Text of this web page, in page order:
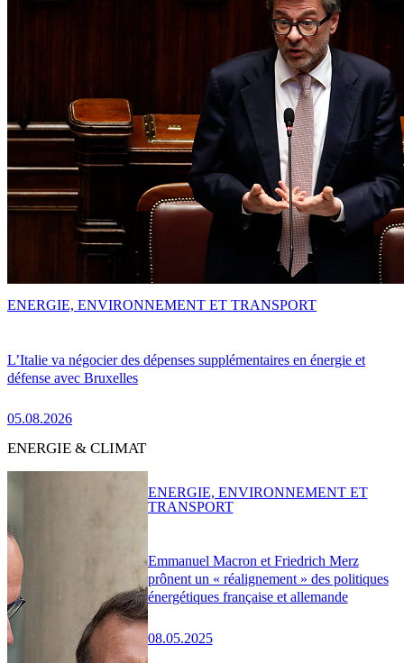
L’Italie va négocier des dépenses supplémentaires en énergie et
défense avec Bruxelles
05.08.2026
ENERGIE, ENVIRONNEMENT ET TRANSPORT
ENERGIE & CLIMAT
Emmanuel Macron et Friedrich Merz
prônent un « réalignement » des politiques
énergétiques française et allemande
08.05.2025
ENERGIE, ENVIRONNEMENT ET
TRANSPORT